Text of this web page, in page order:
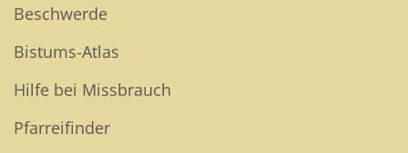
Beschwerde
Bistums-Atlas
Hilfe bei Missbrauch
Pfarreifinder